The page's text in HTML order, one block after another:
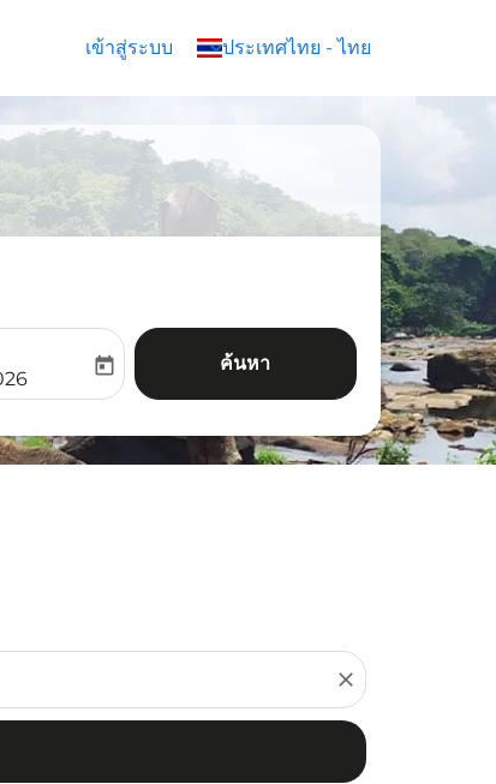
เข้าสู่ระบบ ประเทศไทย - ไทย
keyboard_arrow_down
return-date-aria-label
today ค้นหา
close